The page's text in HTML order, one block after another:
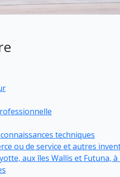
techniques
ou de service et autres
aux îles Wallis et Futuna,